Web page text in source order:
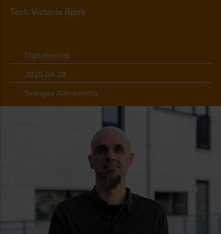
Text: Victoria Björk
Digitalisering
2025-04-28
Sveriges Allmännytta